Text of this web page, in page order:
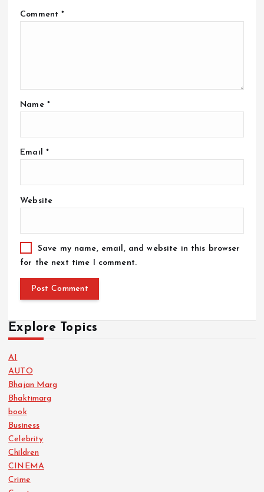
Comment*
Name *
Email *
Website
Save my name, email, and website in this browser
for the next time I comment.
Explore Topics
AI
AUTO
Bhajan Marg
Bhaktimarg
book
Business
Celebrity
Children
CINEMA
Crime